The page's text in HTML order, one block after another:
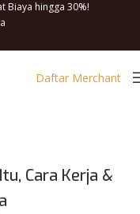
Biaya hingga 30%!
Daftar Merchant
Cara Kerja &